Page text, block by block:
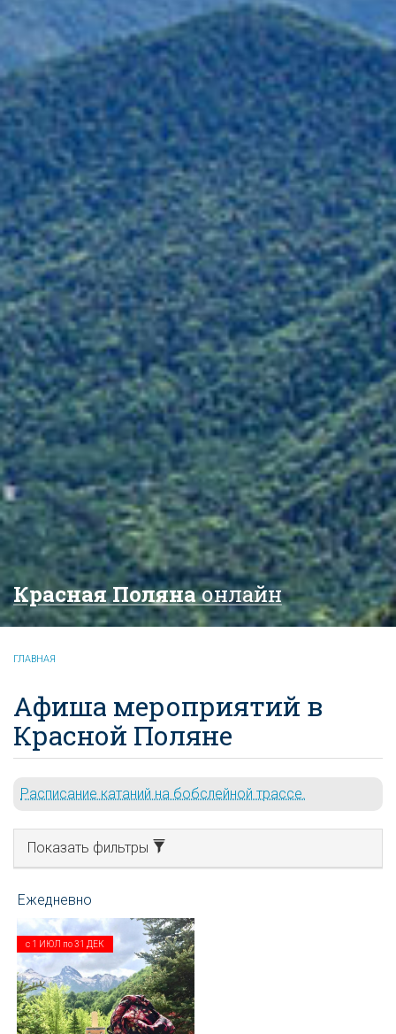
Красная Полянаонлайн
ГЛАВНАЯ
Афиша мероприятий в
Красной Поляне
Расписание катаний на бобслейной трассе.
Показать фильтры
с 1 ИЮЛ по31 ДЕК